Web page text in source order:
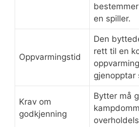
en spiller.
Oppvarmingstid
Den
rett til en
gjenopptar
Krav om
godkjenning
Bytter må